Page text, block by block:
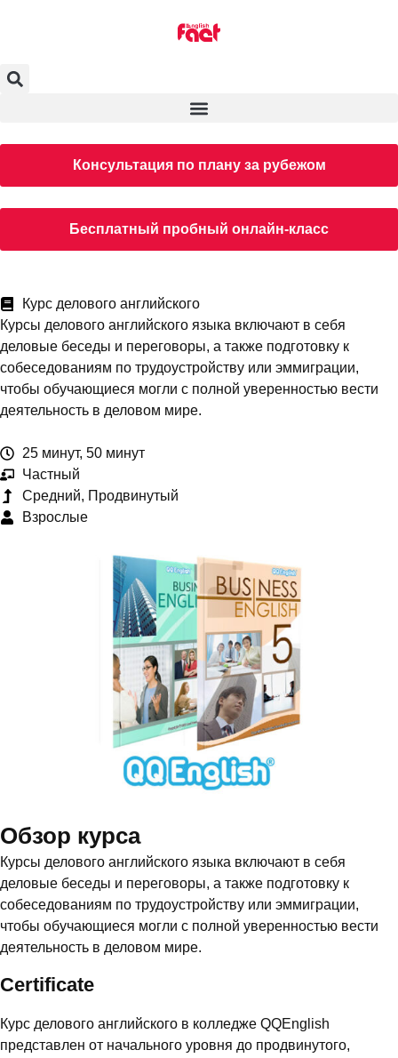
Консультация по плану за рубежом
Бесплатный пробный онлайн-класс
Курс делового английского
Курсы делового английского языка включают в себя
деловые беседы и переговоры, а также подготовку к
собеседованиям по трудоустройству или эммиграции,
чтобы обучающиеся могли с полной уверенностью вести
деятельность в деловом мире.
25 минут, 50 минут
Частный
Средний, Продвинутый
Взрослые
Обзор курса
Курсы делового английского языка включают в себя
деловые беседы и переговоры, а также подготовку к
собеседованиям по трудоустройству или эммиграции,
чтобы обучающиеся могли с полной уверенностью вести
деятельность в деловом мире.
Certificate
Курс делового английского в колледже QQEnglish
представлен от начального уровня до продвинутого,